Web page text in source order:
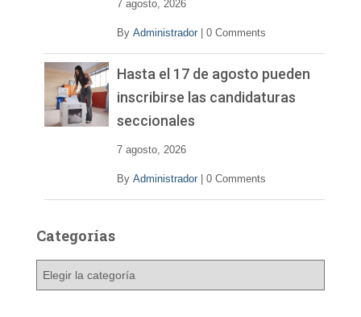
7 agosto, 2026
By Administrador 0 Comments
Hasta el 17 de agosto pueden
inscribirse las candidaturas
seccionales
7 agosto, 2026
By Administrador 0 Comments
Categorías